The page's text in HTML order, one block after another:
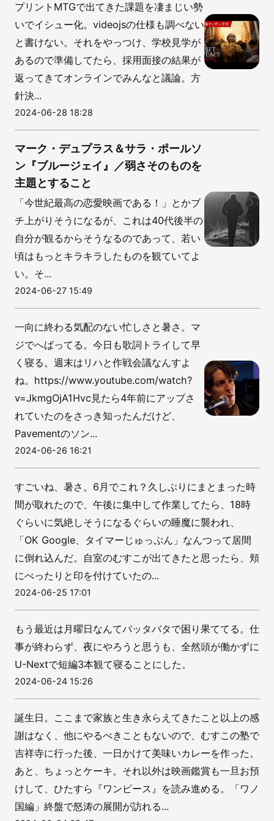
プリントMTGで出てきた課題を凄まじい勢
いでイシュー化。videojsの仕様も調べない
と書けない。それをやっつけ、学校見学が
あるので準備してたら、採用面接の結果が
返ってきてオンラインでみんなと議論。方
針決...
2024-06-28 18:28
マーク・デュプラス＆サラ・ポールソ
ン『ブルージェイ』／弱さそのものを
主題とすること
「今世紀最高の恋愛映画である！」とかブ
チ上がりそうになるが、これは40代後半の
自分が観るからそうなるのであって、若い
頃はもっとキラキラしたものを観ていてよ
い。そ...
2024-06-27 15:49
一向に終わる気配のない忙しさと暑さ。マ
ジでへばってる。今日も歌詞トライして早
く寝る。週末はリハと作戦会議なんすよ
ね。https://www.youtube.com/watch?
v=JkmgOjA1Hvc見たら4年前にアップさ
れていたのをさっき知ったんだけど、
Pavementのソン...
2024-06-26 16:21
すごいね、暑さ。6月でこれ？久しぶりにまとまった時
間が取れたので、午後に集中して作業してたら、18時
ぐらいに気絶しそうになるぐらいの睡魔に襲われ、
「OK Google、タイマーじゅっぷん」なんつって居間
に倒れ込んだ。自室のむすこが出てきたと思ったら、頬
にべったりと印を付けていたの...
2024-06-25 17:01
もう最近は月曜日なんてバッタバタで困り果ててる。仕
事が終わらず、夜にやろうと思うも、全然頭が働かずに
U-Nextで短編3本観て寝ることにした。
2024-06-24 15:26
誕生日。ここまで家族と生き永らえてきたこと以上の感
謝はなく、他にやるべきこともないので、むすこの塾で
吉祥寺に行った後、一日かけて美味いカレーを作った。
あと、ちょっとケーキ。それ以外は映画鑑賞も一旦お預
けして、ひたすら『ワンピース』を読み進める。「ワノ
国編」終盤で怒涛の展開が訪れる...